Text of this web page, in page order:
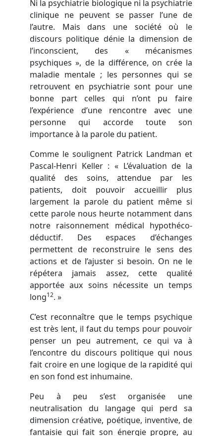
Ni la psychiatrie biologique ni la psychiatrie
clinique ne peuvent se passer l’une de
l’autre. Mais dans une société où le
discours politique dénie la dimension de
l’inconscient, des « mécanismes
psychiques », de la différence, on crée la
maladie mentale ; les personnes qui se
retrouvent en psychiatrie sont pour une
bonne part celles qui n’ont pu faire
l’expérience d’une rencontre avec une
personne qui accorde toute son
importance à la parole du patient.
Comme le soulignent Patrick Landman et
Pascal-Henri Keller : « L’évaluation de la
qualité des soins, attendue par les
patients, doit pouvoir accueillir plus
largement la parole du patient même si
cette parole nous heurte notamment dans
notre raisonnement médical hypothéco-
déductif. Des espaces d’échanges
permettent de reconstruire le sens des
actions et de l’ajuster si besoin. On ne le
répétera jamais assez, cette qualité
apportée aux soins nécessite un temps
long12. »
C’est reconnaître que le temps psychique
est très lent, il faut du temps pour pouvoir
penser un peu autrement, ce qui va à
l’encontre du discours politique qui nous
fait croire en une logique de la rapidité qui
en son fond est inhumaine.
Peu à peu s’est organisée une
neutralisation du langage qui perd sa
dimension créative, poétique, inventive, de
fantaisie qui fait son énergie propre, au